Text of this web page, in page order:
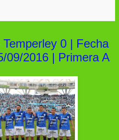
0 | Fecha
09/2016 | Primera A